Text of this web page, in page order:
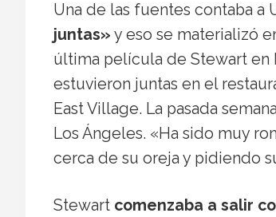
Una de las fuentes contaba a
juntas» y eso se materializó
última película de Stewart en
estuvieron juntas en el
East Village. La pasada
Los Ángeles. «Ha sido muy
cerca de su oreja y pidiendo
Stewart comenzaba a salir